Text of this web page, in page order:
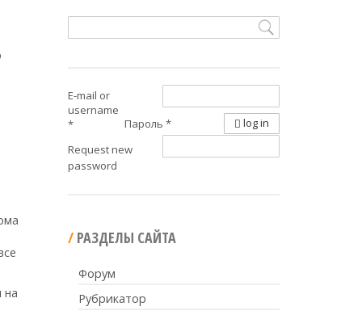
на
E-mail or
username
*
Пароль *
Request new
password
log in
РАЗДЕЛЫ САЙТА
Форум
Рубрикатор